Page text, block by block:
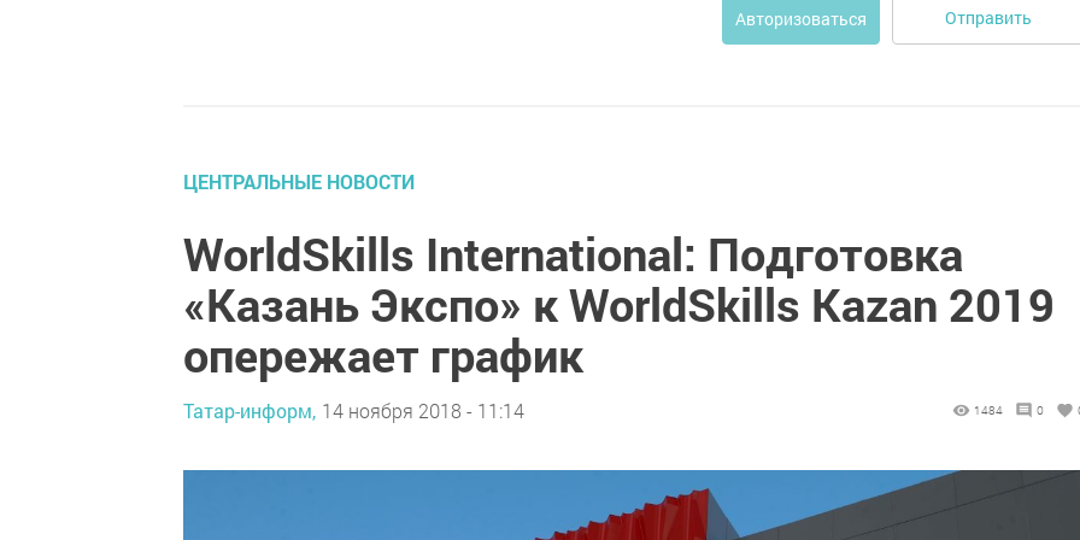
Авторизоваться Отправить
ЦЕНТРАЛЬНЫЕ НОВОСТИ
WorldSkills International: Подготовка
«Казань Экспо» к WorldSkills Kazan 2019
опережает график
Татар-информ, 14 ноября 2018 - 11:14 1484 0